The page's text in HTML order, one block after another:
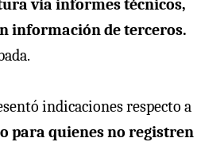
vía informes técnicos,
información de terceros.
indicaciones respecto a
para quienes no registren